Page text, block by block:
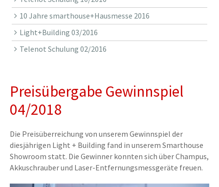
10 Jahre smarthouse+Hausmesse 2016
Light+Building 03/2016
Telenot Schulung 02/2016
Preisübergabe Gewinnspiel
04/2018
Die Preisüberreichung von unserem Gewinnspiel der
diesjährigen Light + Building fand in unserem Smarthouse
Showroom statt. Die Gewinner konnten sich über Champus,
Akkuschrauber und Laser-Entfernungsmessgeräte freuen.